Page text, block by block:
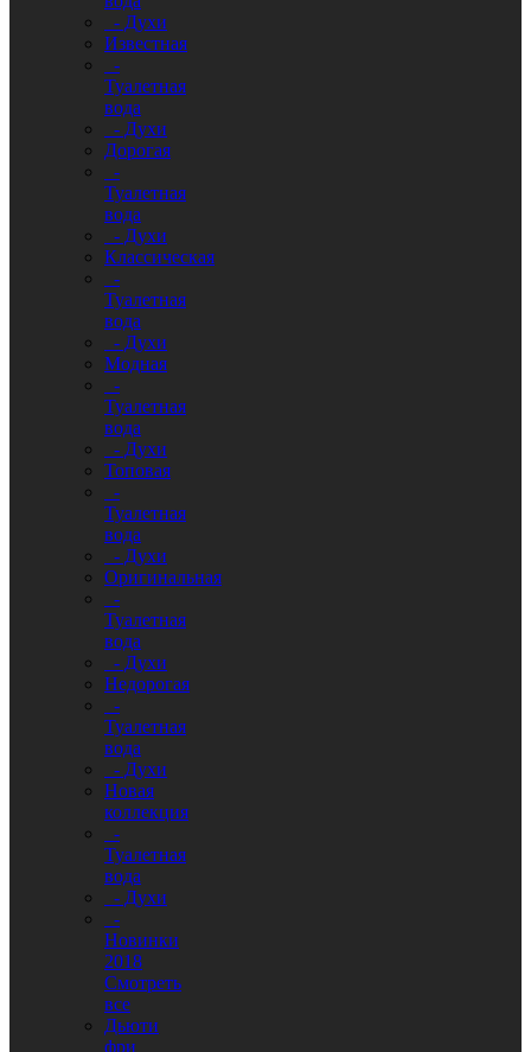
- Духи
Известная
-
Туалетная
вода
- Духи
Дорогая
-
Туалетная
вода
- Духи
Классическая
-
Туалетная
вода
- Духи
Модная
-
Туалетная
вода
- Духи
Топовая
-
Туалетная
вода
- Духи
Оригинальная
-
Туалетная
вода
- Духи
Недорогая
-
Туалетная
вода
- Духи
Новая
коллекция
-
Туалетная
вода
- Духи
-
Новинки
2018
Смотреть
все
Дьюти
фри